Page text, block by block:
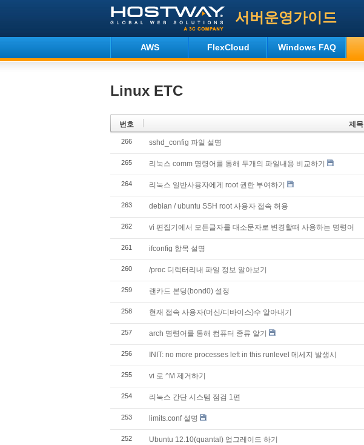
서버운영가이드
AWS FlexCloud Windows FAQ
Linux ETC
번호 제목
266 sshd_config 파일 설명
265 리눅스 comm 명령어를 통해 두개의 파일내용 비교하기
264 리눅스 일반사용자에게 root 권한 부여하기
263 debian / ubuntu SSH root 사용자 접속 허용
262 vi 편집기에서 모든글자를 대소문자로 변경할때 사용하는 명령어
261 ifconfig 항목 설명
260 /proc 디렉터리내 파일 정보 알아보기
259 랜카드 본딩(bond0) 설정
258 현재 접속 사용자(머신/디바이스)수 알아내기
257 arch 명령어를 통해 컴퓨터 종류 알기
256 INIT: no more processes left in this runlevel 메세지 발생시
255 vi 로 ^M 제거하기
254 리눅스 간단 시스템 점검 1편
253 limits.conf 설명
252 Ubuntu 12.10(quantal) 업그레이드 하기